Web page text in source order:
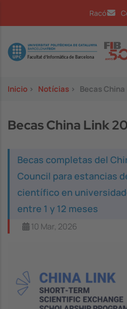
Racó
Image
Inicio > Notícias > Becas
Becas China Link
Becas completas del
Council para estancias
científico en
entre 1 y 12 meses
10 Mar, 2026